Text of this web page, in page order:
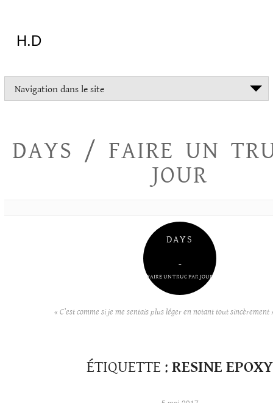
H.D
tout
essayer
Navigation dans le site
DAYS / FAIRE UN
JOUR
DAYS
–
FAIRE UN TRUC PAR JOUR
« C’est comme si je me sentais plus léger en notant tout sincèrement
ÉTIQUETTE : RESINE EPOXY